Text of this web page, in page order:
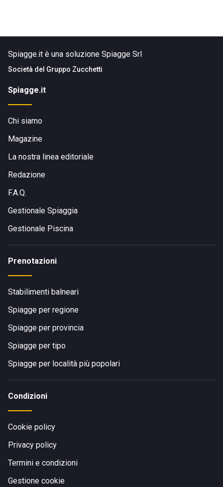
Spiagge.it è una soluzione Spiagge Srl
Società del Gruppo Zucchetti
Spiagge.it
Chi siamo
Magazine
La nostra linea editoriale
Redazione
F.A.Q.
Gestionale Spiaggia
Gestionale Piscina
Prenotazioni
Stabilimenti balneari
Spiagge per regione
Spiagge per provincia
Spiagge per tipo
Spiagge per località più popolari
Condizioni
Cookie policy
Privacy policy
Termini e condizioni
Gestione cookie